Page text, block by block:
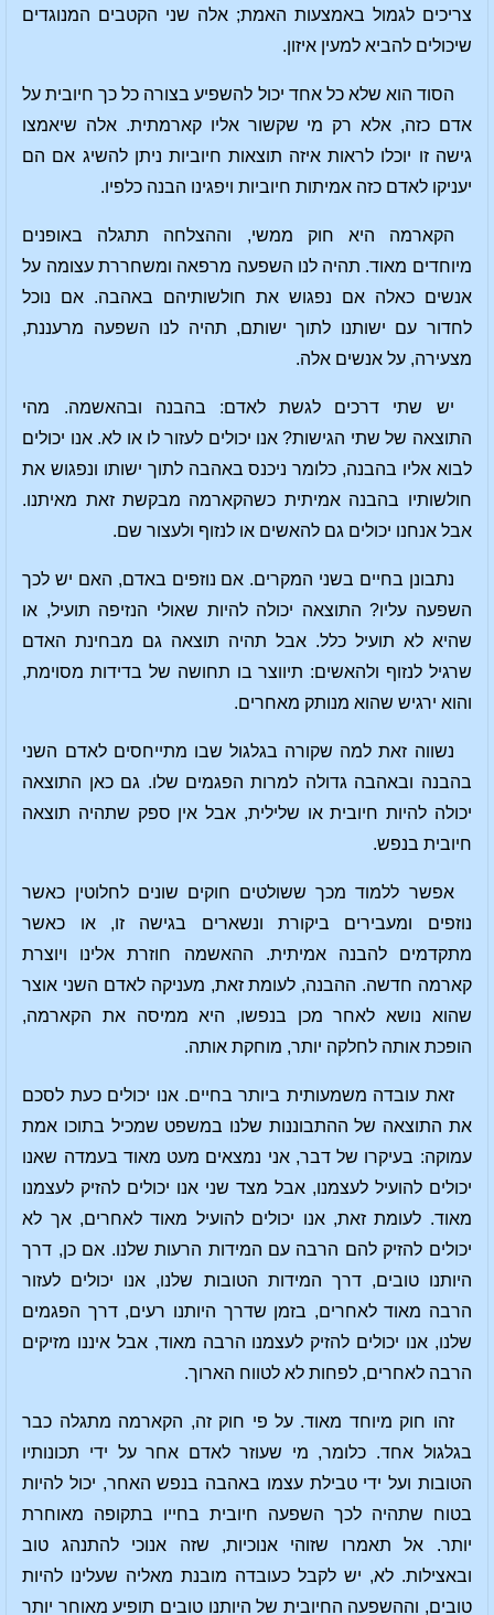
צריכים לגמול באמצעות האמת; אלה שני הקטבים המנוגדים
שיכולים להביא למעין איזון.
הסוד הוא שלא כל אחד יכול להשפיע בצורה כל כך חיובית על
אדם כזה, אלא רק מי שקשור אליו קארמתית. אלה שיאמצו
גישה זו יוכלו לראות איזה תוצאות חיוביות ניתן להשיג אם הם
יעניקו לאדם כזה אמיתות חיוביות ויפגינו הבנה כלפיו.
הקארמה היא חוק ממשי, וההצלחה תתגלה באופנים
מיוחדים מאוד. תהיה לנו השפעה מרפאה ומשחררת עצומה על
אנשים כאלה אם נפגוש את חולשותיהם באהבה. אם נוכל
לחדור עם ישותנו לתוך ישותם, תהיה לנו השפעה מרעננת,
מצעירה, על אנשים אלה.
יש שתי דרכים לגשת לאדם: בהבנה ובהאשמה. מהי
התוצאה של שתי הגישות? אנו יכולים לעזור לו או לא. אנו יכולים
לבוא אליו בהבנה, כלומר ניכנס באהבה לתוך ישותו ונפגוש את
חולשותיו בהבנה אמיתית כשהקארמה מבקשת זאת מאיתנו.
אבל אנחנו יכולים גם להאשים או לנזוף ולעצור שם.
נתבונן בחיים בשני המקרים. אם נוזפים באדם, האם יש לכך
השפעה עליו? התוצאה יכולה להיות שאולי הנזיפה תועיל, או
שהיא לא תועיל כלל. אבל תהיה תוצאה גם מבחינת האדם
שרגיל לנזוף ולהאשים: תיווצר בו תחושה של בדידות מסוימת,
והוא ירגיש שהוא מנותק מאחרים.
נשווה זאת למה שקורה בגלגול שבו מתייחסים לאדם השני
בהבנה ובאהבה גדולה למרות הפגמים שלו. גם כאן התוצאה
יכולה להיות חיובית או שלילית, אבל אין ספק שתהיה תוצאה
חיובית בנפש.
אפשר ללמוד מכך ששולטים חוקים שונים לחלוטין כאשר
נוזפים ומעבירים ביקורת ונשארים בגישה זו, או כאשר
מתקדמים להבנה אמיתית. ההאשמה חוזרת אלינו ויוצרת
קארמה חדשה. ההבנה, לעומת זאת, מעניקה לאדם השני אוצר
שהוא נושא לאחר מכן בנפשו, היא ממיסה את הקארמה,
הופכת אותה לחלקה יותר, מוחקת אותה.
זאת עובדה משמעותית ביותר בחיים. אנו יכולים כעת לסכם
את התוצאה של ההתבוננות שלנו במשפט שמכיל בתוכו אמת
עמוקה: בעיקרו של דבר, אני נמצאים מעט מאוד בעמדה שאנו
יכולים להועיל לעצמנו, אבל מצד שני אנו יכולים להזיק לעצמנו
מאוד. לעומת זאת, אנו יכולים להועיל מאוד לאחרים, אך לא
יכולים להזיק להם הרבה עם המידות הרעות שלנו. אם כן, דרך
היותנו טובים, דרך המידות הטובות שלנו, אנו יכולים לעזור
הרבה מאוד לאחרים, בזמן שדרך היותנו רעים, דרך הפגמים
שלנו, אנו יכולים להזיק לעצמנו הרבה מאוד, אבל איננו מזיקים
הרבה לאחרים, לפחות לא לטווח הארוך.
זהו חוק מיוחד מאוד. על פי חוק זה, הקארמה מתגלה כבר
בגלגול אחד. כלומר, מי שעוזר לאדם אחר על ידי תכונותיו
הטובות ועל ידי טבילת עצמו באהבה בנפש האחר, יכול להיות
בטוח שתהיה לכך השפעה חיובית בחייו בתקופה מאוחרת
יותר. אל תאמרו שזוהי אנוכיות, שזה אנוכי להתנהג טוב
ובאצילות. לא, יש לקבל כעובדה מובנת מאליה שעלינו להיות
טובים, וההשפעה החיובית של היותנו טובים תופיע מאוחר יותר